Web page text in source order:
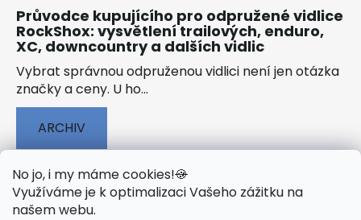
No jo, i my máme cookies!🍪
Využíváme je k optimalizaci Vašeho zážitku na
našem webu.
Průvodce kupujícího pro odpružené vidlice
RockShox: vysvětlení trailových, enduro,
XC, downcountry a dalších vidlic
Vybrat správnou odpruženou vidlici není jen otázka
značky a ceny. U ho...
ARCHIV